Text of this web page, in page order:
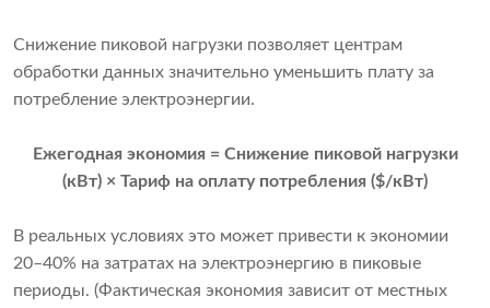
Снижение пиковой нагрузки позволяет центрам
обработки данных значительно уменьшить плату за
потребление электроэнергии.
Ежегодная экономия = Снижение пиковой нагрузки
(кВт) × Тариф на оплату потребления ($/кВт)
В реальных условиях это может привести к экономии
20–40% на затратах на электроэнергию в пиковые
периоды. (Фактическая экономия зависит от местных